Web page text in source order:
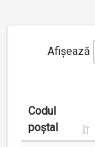
Afișează
Codul
poștal